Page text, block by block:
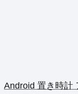
Android 置き時計